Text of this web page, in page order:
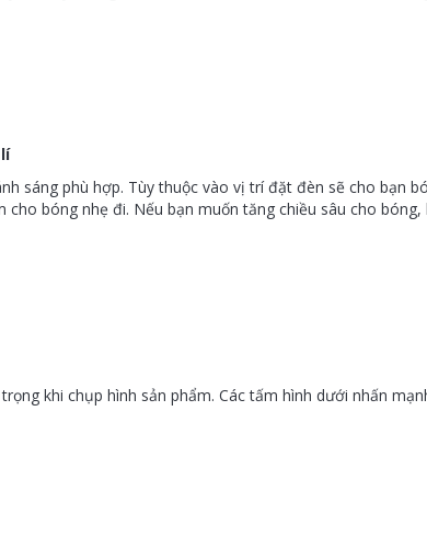
sáng phù hợp. Tùy thuộc vào vị trí đặt đèn sẽ cho bạn
cho bóng nhẹ đi. Nếu bạn muốn tăng chiều sâu cho
khi chụp hình sản phẩm. Các tấm hình dưới nhấn